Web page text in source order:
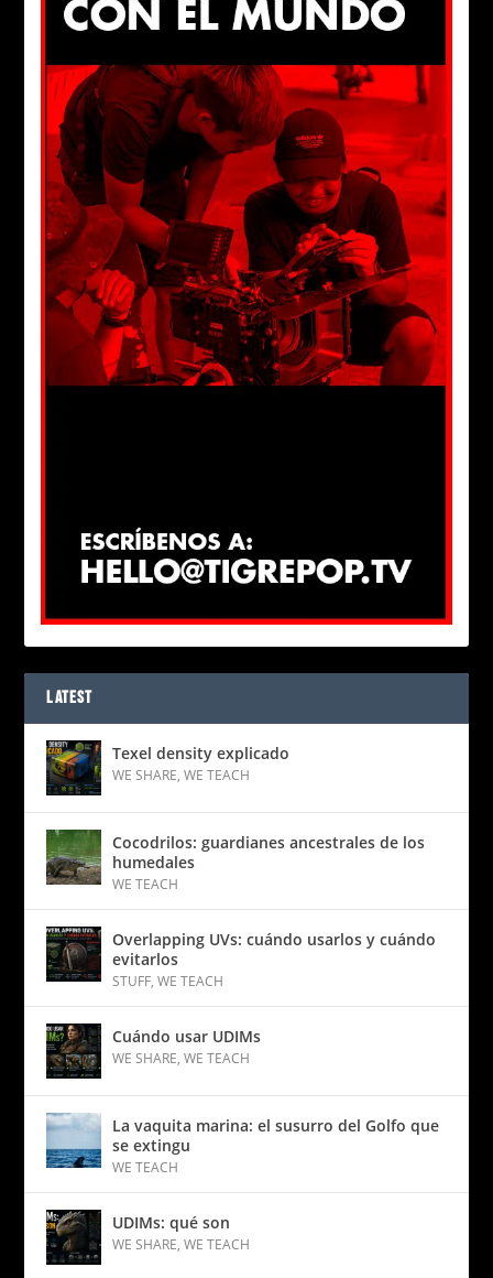
LATEST
Texel density explicado
WE SHARE,WE TEACH
Cocodrilos: guardianes ancestrales de los
humedales
WE TEACH
Overlapping UVs: cuándo usarlos y cuándo
evitarlos
STUFF,WE TEACH
Cuándo usar UDIMs
WE SHARE,WE TEACH
La vaquita marina: el susurro del Golfo que
se extingu
WE TEACH
UDIMs: qué son
WE SHARE,WE TEACH